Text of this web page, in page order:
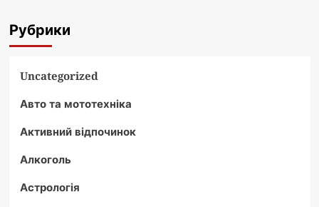
Рубрики
Uncategorized
Авто та мототехніка
Активний відпочинок
Алкоголь
Астрологія